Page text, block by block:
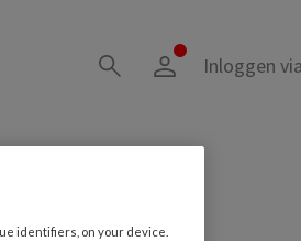
Inloggen
identifiers, on your device.